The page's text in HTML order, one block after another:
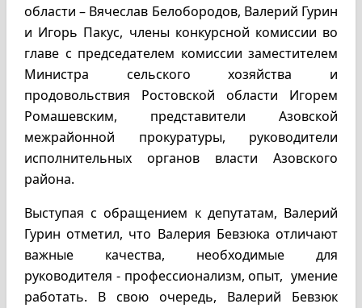
области – Вячеслав Белобородов, Валерий Гурин
и Игорь Пакус, члены конкурсной комиссии во
главе с председателем комиссии заместителем
Министра сельского хозяйства и
продовольствия Ростовской области Игорем
Ромашевским, представители Азовской
межрайонной прокуратуры, руководители
исполнительных органов власти Азовского
района.
Выступая с обращением к депутатам, Валерий
Гурин отметил, что Валерия Бевзюка отличают
важные качества, необходимые для
руководителя - профессионализм, опыт, умение
работать. В свою очередь, Валерий Бевзюк